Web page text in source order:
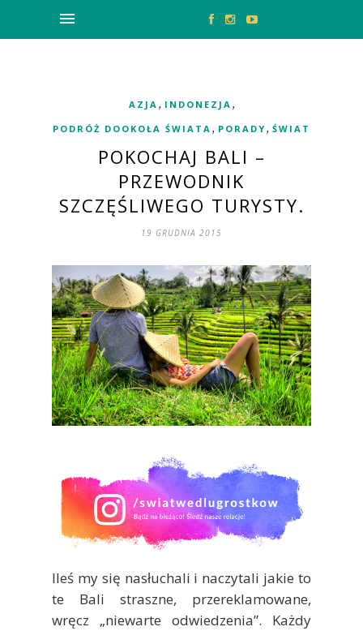
AZJA , INDONEZJA ,
PODRÓŻ DOOKOŁA ŚWIATA , PORADY , ŚWIAT
POKOCHAJ BALI –
PRZEWODNIK
SZCZĘŚLIWEGO TURYSTY.
19 GRUDNIA 2015
Ileś my się nasłuchali i naczytali jakie to
te Bali straszne, przereklamowane,
wręcz „niewarte odwiedzenia”. Każdy